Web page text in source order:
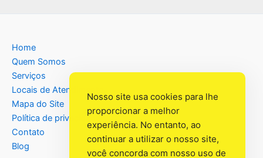
Home
Quem Somos
Serviços
Locais de Atendimento
Mapa do Site
Política de privacidade
Contato
Blog
Nosso site usa cookies para lhe
proporcionar a melhor
experiência. No entanto, ao
continuar a utilizar o nosso site,
você concorda com nosso uso de